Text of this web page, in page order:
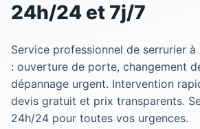
24h/24 et 7j/7
Service professionnel de serrurier
: ouverture de porte, changement
dépannage urgent. Intervention
devis gratuit et prix transparents.
24h/24 pour toutes vos urgences.